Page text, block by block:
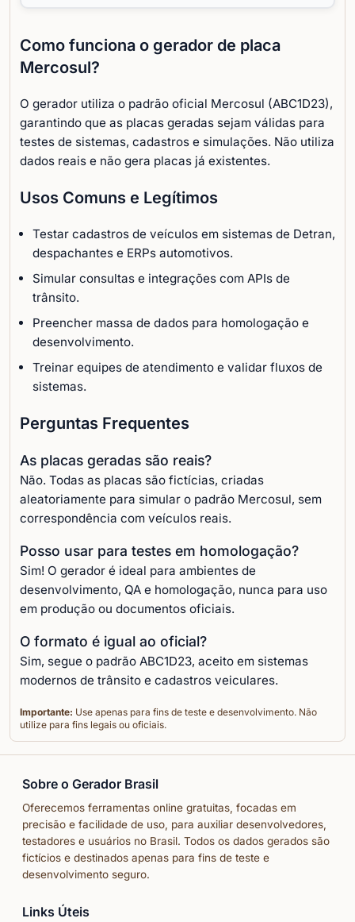
Como funciona o gerador de placa
Mercosul?
O gerador utiliza o padrão oficial Mercosul (ABC1D23),
garantindo que as placas geradas sejam válidas para
testes de sistemas, cadastros e simulações. Não utiliza
dados reais e não gera placas já existentes.
Usos Comuns e Legítimos
Testar cadastros de veículos em sistemas de Detran,
despachantes e ERPs automotivos.
Simular consultas e integrações com APIs de
trânsito.
Preencher massa de dados para homologação e
desenvolvimento.
Treinar equipes de atendimento e validar fluxos de
sistemas.
Perguntas Frequentes
As placas geradas são reais?
Não. Todas as placas são fictícias, criadas
aleatoriamente para simular o padrão Mercosul, sem
correspondência com veículos reais.
Posso usar para testes em homologação?
Sim! O gerador é ideal para ambientes de
desenvolvimento, QA e homologação, nunca para uso
em produção ou documentos oficiais.
O formato é igual ao oficial?
Sim, segue o padrão ABC1D23, aceito em sistemas
modernos de trânsito e cadastros veiculares.
Importante: Use apenas para fins de teste e desenvolvimento. Não
utilize para fins legais ou oficiais.
Sobre o Gerador Brasil
Oferecemos ferramentas online gratuitas, focadas em
precisão e facilidade de uso, para auxiliar desenvolvedores,
testadores e usuários no Brasil. Todos os dados gerados são
fictícios e destinados apenas para fins de teste e
desenvolvimento seguro.
Links Úteis